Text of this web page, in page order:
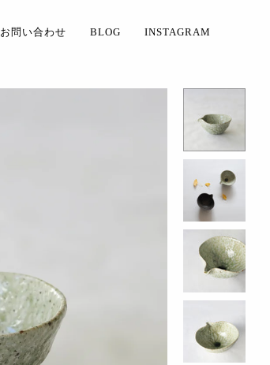
お問い合わせ BLOG INSTAGRAM